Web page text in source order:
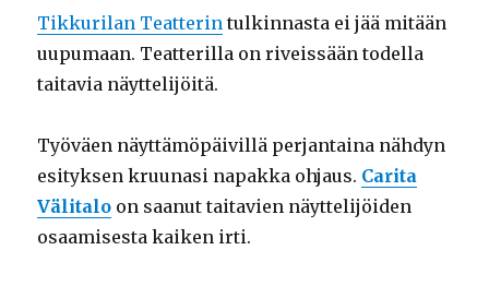
Tikkurilan Teatterin tulkinnasta ei jää mitään
uupumaan. Teatterilla on riveissään todella
taitavia näyttelijöitä.
Työväen näyttämöpäivillä perjantaina nähdyn
esityksen kruunasi napakka ohjaus. Carita
Välitalo on saanut taitavien näyttelijöiden
osaamisesta kaiken irti.